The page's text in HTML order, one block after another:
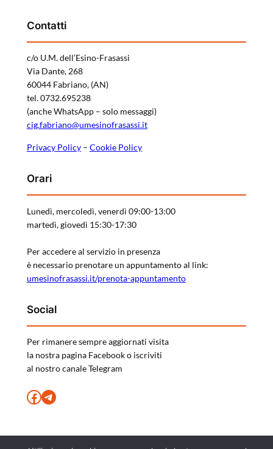
Contatti
c/o U.M. dell’Esino-Frasassi
Via Dante, 268
60044 Fabriano, (AN)
tel. 0732.695238
(anche WhatsApp – solo messaggi)
cig.fabriano@umesinofrasassi.it
Privacy Policy– Cookie Policy
Orari
Lunedì, mercoledì, venerdì 09:00-13:00
martedì, giovedì 15:30-17:30
Per accedere al servizio in presenza
è necessario prenotare un appuntamento al link:
umesinofrasassi.it/prenota-appuntamento
Social
Per rimanere sempre aggiornati visita
la nostra pagina Facebook o iscriviti
al nostro canale Telegram
Facebook Telegram